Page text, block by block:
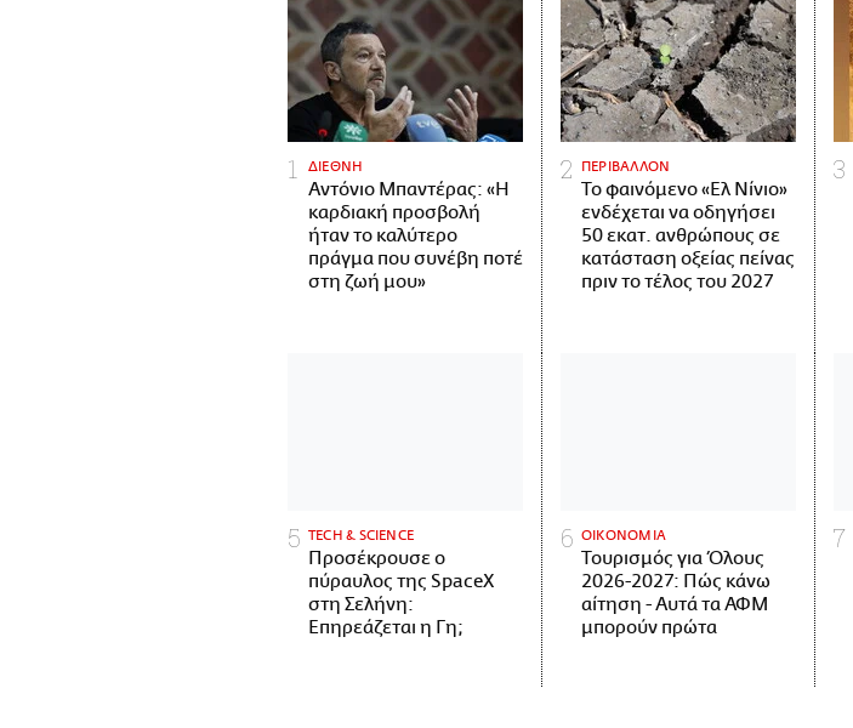
ΔΙΕΘΝΗ
Αντόνιο Μπαντέρας: «Η
καρδιακή προσβολή
ήταν το καλύτερο
πράγμα που συνέβη ποτέ
στη ζωή μου»
ΠΕΡΙΒΑΛΛΟΝ
Το φαινόμενο «Ελ Νίνιο»
ενδέχεται να οδηγήσει
50 εκατ. ανθρώπους σε
κατάσταση οξείας πείνας
πριν το τέλος του 2027
ΤECH & SCIENCE
Προσέκρουσε ο
πύραυλος της SpaceX
στη Σελήνη:
Επηρεάζεται η Γη;
ΟΙΚΟΝΟΜΙΑ
Τουρισμός για Όλους
2026-2027: Πώς κάνω
αίτηση - Αυτά τα ΑΦΜ
μπορούν πρώτα